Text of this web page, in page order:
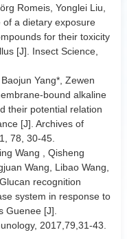
Romeis, Yonglei Liu,
of a dietary exposure
for their toxicity
[J]. Insect Science,
Yang*, Zewen
bound alkaline
their potential relation
[J]. Archives of
78, 30-45.
Wang , Qisheng
Wang, Libao Wang,
recognition
system in response to
Guenee [J].
2017,79,31-43.